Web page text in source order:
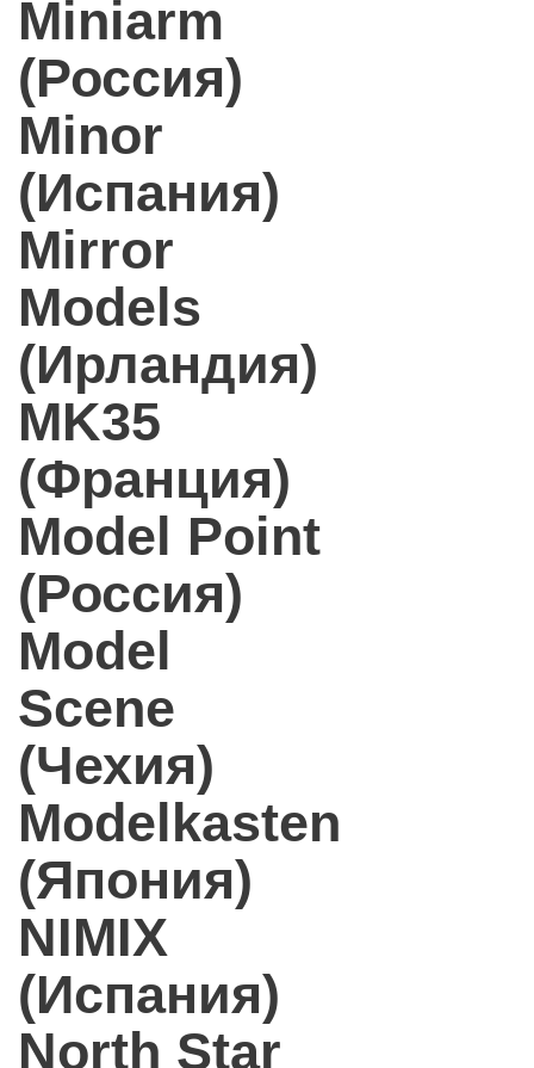
Miniarm
(Россия)
Minor
(Испания)
Mirror
Models
(Ирландия)
MK35
(Франция)
Model Point
(Россия)
Model
Scene
(Чехия)
Modelkasten
(Япония)
NIMIX
(Испания)
North Star